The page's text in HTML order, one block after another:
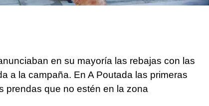
en su mayoría las rebajas con las
a la campaña. En A Poutada las primeras
prendas que no estén en la zona